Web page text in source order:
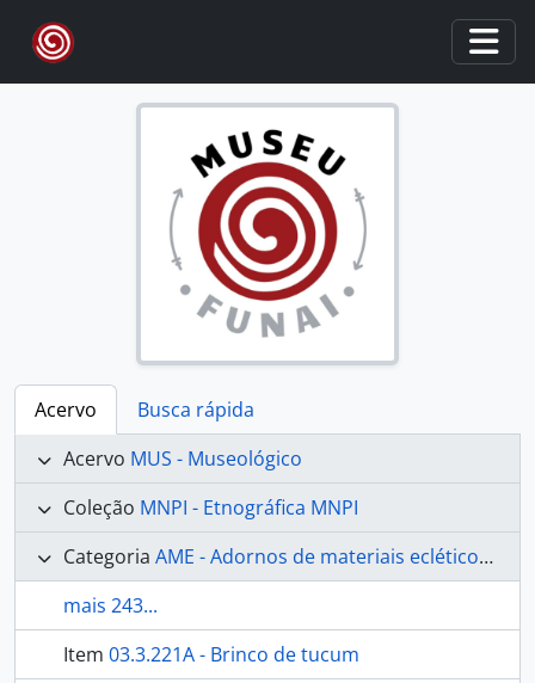
Skip to main content
Acervo
Busca rápida
Acervo MUS - Museológico
Coleção MNPI - Etnográfica MNPI
Categoria AME - Adornos de materiais ecléticos, indumentária e toucador
mais 243...
Item 03.3.221A - Brinco de tucum